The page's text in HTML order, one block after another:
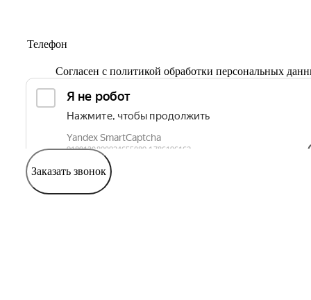
Согласен с политикой обработки персональных
Заказать звонок